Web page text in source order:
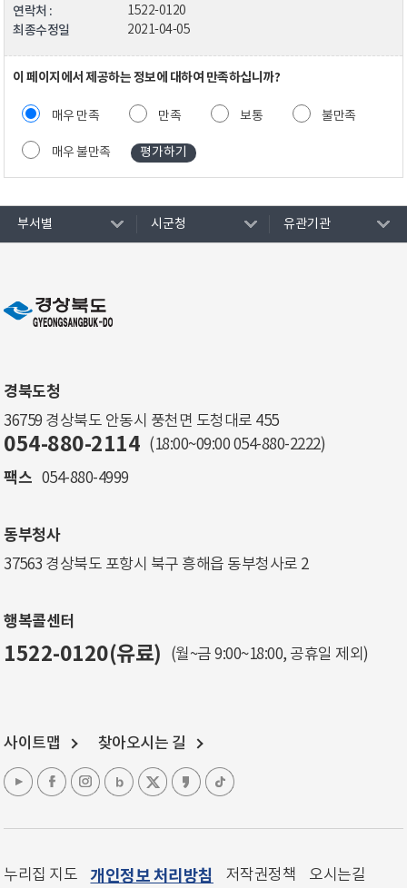
연락처 : 1522-0120
최종수정일 2021-04-05
이 페이지에서 제공하는 정보에 대하여 만족하십니까?
매우 만족 만족 보통 불만족
매우 불만족
부서별 시군청 유관기관
경북도청
36759 경상북도 안동시 풍천면 도청대로 455
054-880-2114 (18:00~09:00 054-880-2222)
팩스 054-880-4999
동부청사
37563 경상북도 포항시 북구 흥해읍 동부청사로 2
행복콜센터
1522-0120(유료) (월~금 9:00~18:00, 공휴일 제외)
사이트맵 찾아오시는 길
누리집 지도 개인정보 처리방침 저작권정책 오시는길